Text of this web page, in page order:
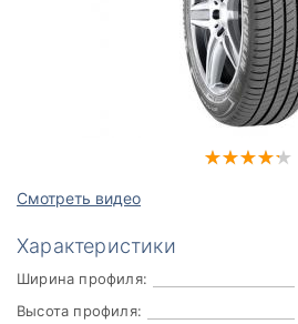
Смотреть видео
Характеристики
Ширина профиля:
Высота профиля: